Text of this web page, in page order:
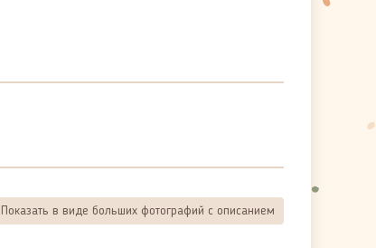
Показать в виде больших фотографий с описанием